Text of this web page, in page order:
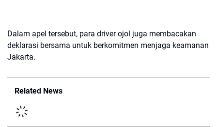
Dalam apel tersebut, para driver ojol juga membacakan
deklarasi bersama untuk berkomitmen menjaga keamanan
Jakarta.
Related News